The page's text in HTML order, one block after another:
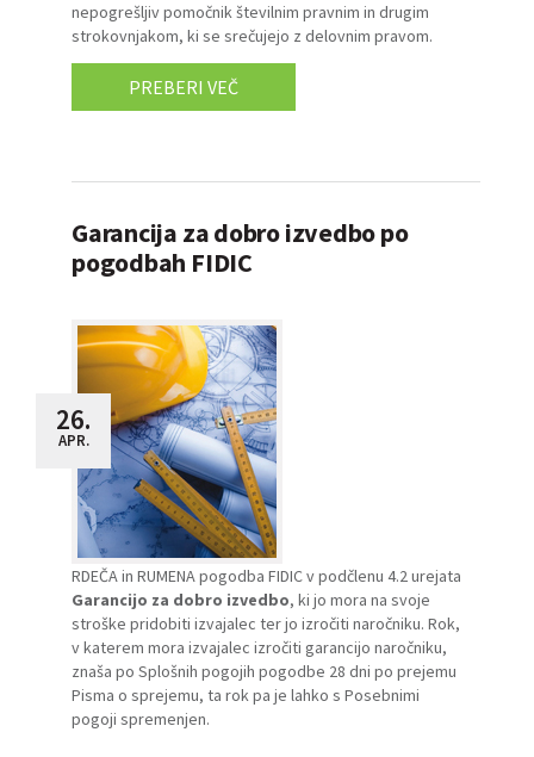
nepogrešljiv pomočnik številnim pravnim in drugim
strokovnjakom, ki se srečujejo z delovnim pravom.
PREBERI VEČ
Garancija za dobro izvedbo po
pogodbah FIDIC
26.
APR.
RDEČA in RUMENA pogodba FIDIC v podčlenu 4.2 urejata
Garancijo za dobro izvedbo, ki jo mora na svoje
stroške pridobiti izvajalec ter jo izročiti naročniku. Rok,
v katerem mora izvajalec izročiti garancijo naročniku,
znaša po Splošnih pogojih pogodbe 28 dni po prejemu
Pisma o sprejemu, ta rok pa je lahko s Posebnimi
pogoji spremenjen.